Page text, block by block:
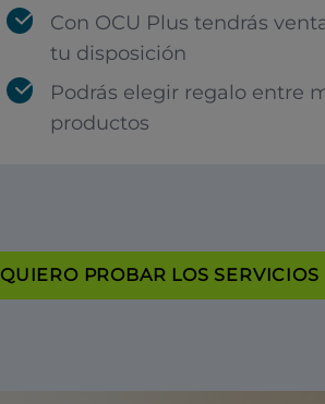
Con OCU Plus tendrás
tu disposición
Podrás elegir regalo entre
productos
QUIERO PROBAR LOS